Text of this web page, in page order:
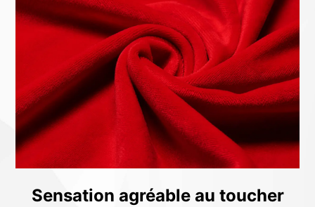
Sensation agréable au toucher